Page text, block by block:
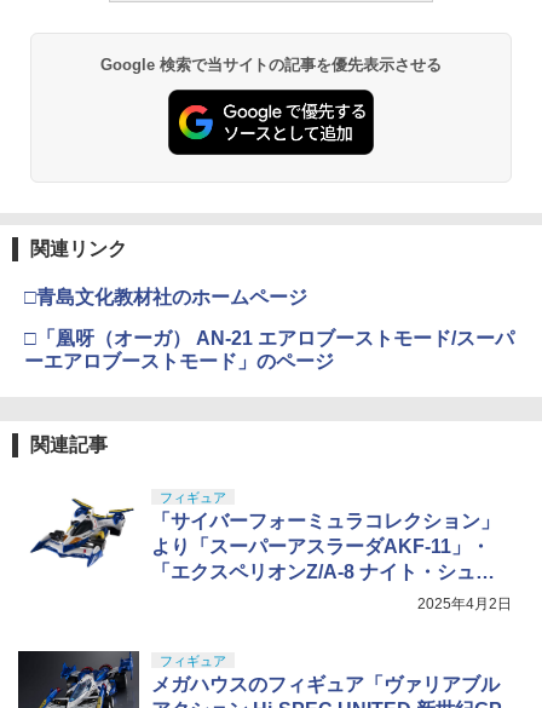
Google 検索で当サイトの記事を優先表示させる
関連リンク
□青島文化教材社のホームページ
□「凰呀（オーガ） AN-21 エアロブーストモード/スーパ
ーエアロブーストモード」のページ
関連記事
フィギュア
「サイバーフォーミュラコレクション」
より「スーパーアスラーダAKF-11」・
「エクスペリオンZ/A-8 ナイト・シュー
マッハ機」が10月下旬発売決定！2025年4月2日
フィギュア
メガハウスのフィギュア「ヴァリアブル